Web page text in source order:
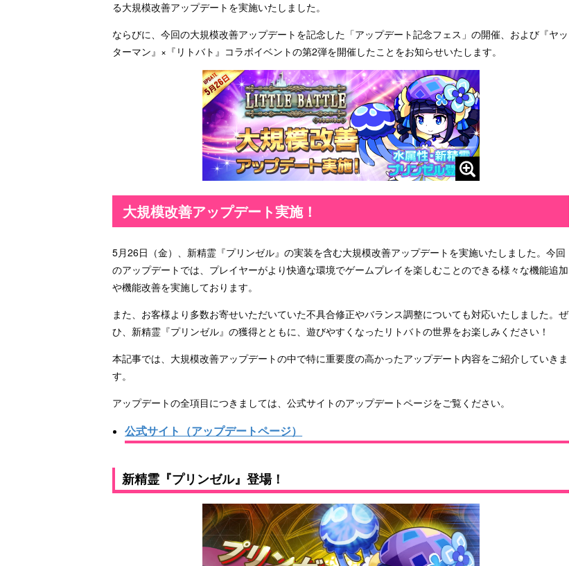
る大規模改善アップデートを実施いたしました。
ならびに、今回の大規模改善アップデートを記念した「アップデート記念フェス」の開催、および『ヤッ
ターマン』×『リトバト』コラボイベントの第2弾を開催したことをお知らせいたします。
大規模改善アップデート実施！
5月26日（金）、新精霊『プリンゼル』の実装を含む大規模改善アップデートを実施いたしました。今回
のアップデートでは、プレイヤーがより快適な環境でゲームプレイを楽しむことのできる様々な機能追加
や機能改善を実施しております。
また、お客様より多数お寄せいただいていた不具合修正やバランス調整についても対応いたしました。ぜ
ひ、新精霊『プリンゼル』の獲得とともに、遊びやすくなったリトバトの世界をお楽しみください！
本記事では、大規模改善アップデートの中で特に重要度の高かったアップデート内容をご紹介していきま
す。
アップデートの全項目につきましては、公式サイトのアップデートページをご覧ください。
公式サイト（アップデートページ）
新精霊『プリンゼル』登場！